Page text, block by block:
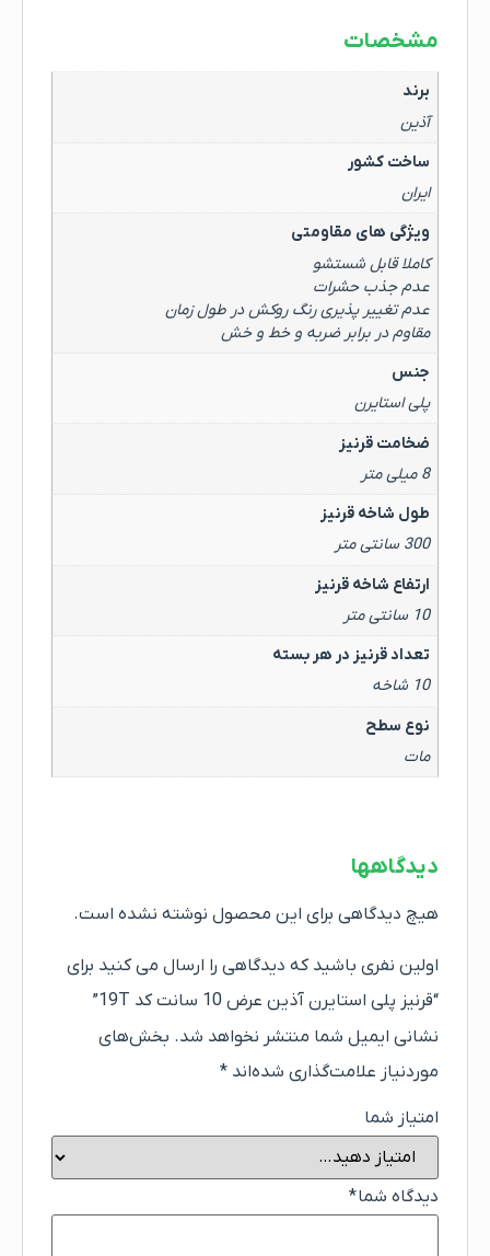
مشخصات
برند
آذین
ساخت کشور
ایران
ویژگی های مقاومتی
کاملا قابل شستشو
عدم جذب حشرات
عدم تغییر پذیری رنگ روکش در طول زمان
مقاوم در برابر ضربه و خط و خش
جنس
پلی استایرن
ضخامت قرنیز
8 میلی متر
طول شاخه قرنیز
300 سانتی متر
ارتفاع شاخه قرنیز
10 سانتی متر
تعداد قرنیز در هر بسته
10 شاخه
نوع سطح
مات
دیدگاهها
هیچ دیدگاهی برای این محصول نوشته نشده است.
اولین نفری باشید که دیدگاهی را ارسال می کنید برای
“قرنیز پلی استایرن آذین عرض 10 سانت کد 19T”
نشانی ایمیل شما منتشر نخواهد شد. بخش‌های
موردنیاز علامت‌گذاری شده‌اند *
امتیاز شما
دیدگاه شما*